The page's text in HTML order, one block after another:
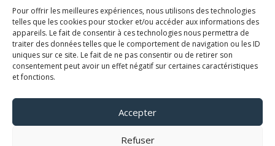
Pour offrir les meilleures expériences, nous utilisons des technologies
telles que les cookies pour stocker et/ou accéder aux informations des
appareils. Le fait de consentir à ces technologies nous permettra de
traiter des données telles que le comportement de navigation ou les ID
uniques sur ce site. Le fait de ne pas consentir ou de retirer son
consentement peut avoir un effet négatif sur certaines caractéristiques
et fonctions.
Accepter
Refuser
Suivre
Suivre